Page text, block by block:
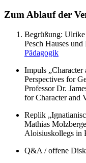
Zum Ablauf der
Begrüßung:
Pesch Hauses
Pädagogik
Impuls
Perspectives for
Professor Dr.
for Character and
Replik
Mathias
Aloisiuskollegs in
Q&A / offene